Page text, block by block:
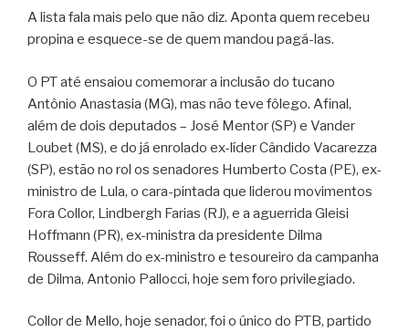
A lista fala mais pelo que não diz. Aponta quem recebeu
propina e esquece-se de quem mandou pagá-las.
O PT até ensaiou comemorar a inclusão do tucano
Antônio Anastasia (MG), mas não teve fôlego. Afinal,
além de dois deputados – José Mentor (SP) e Vander
Loubet (MS), e do já enrolado ex-líder Cândido Vacarezza
(SP), estão no rol os senadores Humberto Costa (PE), ex-
ministro de Lula, o cara-pintada que liderou movimentos
Fora Collor, Lindbergh Farias (RJ), e a aguerrida Gleisi
Hoffmann (PR), ex-ministra da presidente Dilma
Rousseff. Além do ex-ministro e tesoureiro da campanha
de Dilma, Antonio Pallocci, hoje sem foro privilegiado.
Collor de Mello, hoje senador, foi o único do PTB, partido